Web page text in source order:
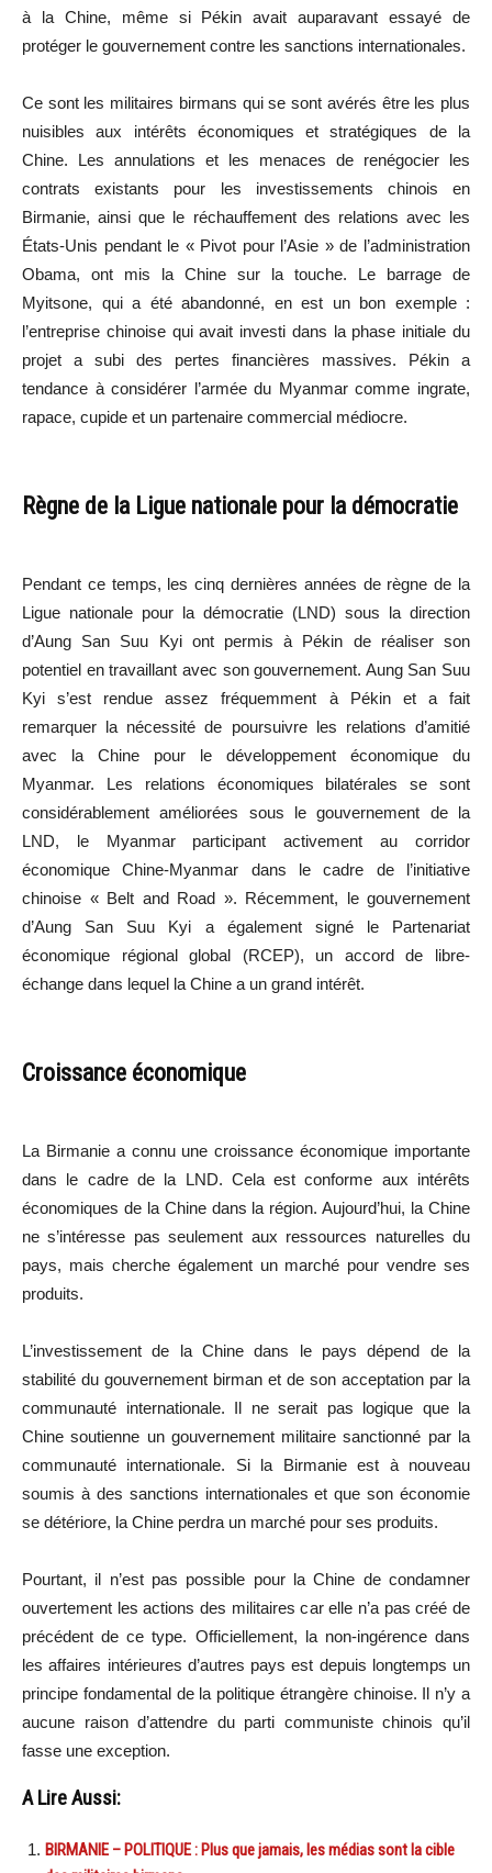
à la Chine, même si Pékin avait auparavant essayé de
protéger le gouvernement contre les sanctions internationales.
Ce sont les militaires birmans qui se sont avérés être les plus
nuisibles aux intérêts économiques et stratégiques de la
Chine. Les annulations et les menaces de renégocier les
contrats existants pour les investissements chinois en
Birmanie, ainsi que le réchauffement des relations avec les
États-Unis pendant le « Pivot pour l’Asie » de l’administration
Obama, ont mis la Chine sur la touche. Le barrage de
Myitsone, qui a été abandonné, en est un bon exemple :
l’entreprise chinoise qui avait investi dans la phase initiale du
projet a subi des pertes financières massives. Pékin a
tendance à considérer l’armée du Myanmar comme ingrate,
rapace, cupide et un partenaire commercial médiocre.
Règne de la Ligue nationale pour la démocratie
Pendant ce temps, les cinq dernières années de règne de la
Ligue nationale pour la démocratie (LND) sous la direction
d’Aung San Suu Kyi ont permis à Pékin de réaliser son
potentiel en travaillant avec son gouvernement. Aung San Suu
Kyi s’est rendue assez fréquemment à Pékin et a fait
remarquer la nécessité de poursuivre les relations d’amitié
avec la Chine pour le développement économique du
Myanmar. Les relations économiques bilatérales se sont
considérablement améliorées sous le gouvernement de la
LND, le Myanmar participant activement au corridor
économique Chine-Myanmar dans le cadre de l’initiative
chinoise « Belt and Road ». Récemment, le gouvernement
d’Aung San Suu Kyi a également signé le Partenariat
économique régional global (RCEP), un accord de libre-
échange dans lequel la Chine a un grand intérêt.
Croissance économique
La Birmanie a connu une croissance économique importante
dans le cadre de la LND. Cela est conforme aux intérêts
économiques de la Chine dans la région. Aujourd’hui, la Chine
ne s’intéresse pas seulement aux ressources naturelles du
pays, mais cherche également un marché pour vendre ses
produits.
L’investissement de la Chine dans le pays dépend de la
stabilité du gouvernement birman et de son acceptation par la
communauté internationale. Il ne serait pas logique que la
Chine soutienne un gouvernement militaire sanctionné par la
communauté internationale. Si la Birmanie est à nouveau
soumis à des sanctions internationales et que son économie
se détériore, la Chine perdra un marché pour ses produits.
Pourtant, il n’est pas possible pour la Chine de condamner
ouvertement les actions des militaires car elle n’a pas créé de
précédent de ce type. Officiellement, la non-ingérence dans
les affaires intérieures d’autres pays est depuis longtemps un
principe fondamental de la politique étrangère chinoise. Il n’y a
aucune raison d’attendre du parti communiste chinois qu’il
fasse une exception.
A Lire Aussi:
BIRMANIE – POLITIQUE : Plus que jamais, les médias sont la cible